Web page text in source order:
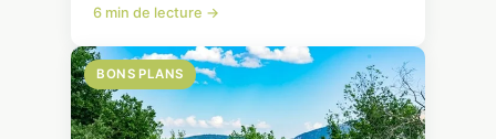
6 min de lecture →
BONS PLANS